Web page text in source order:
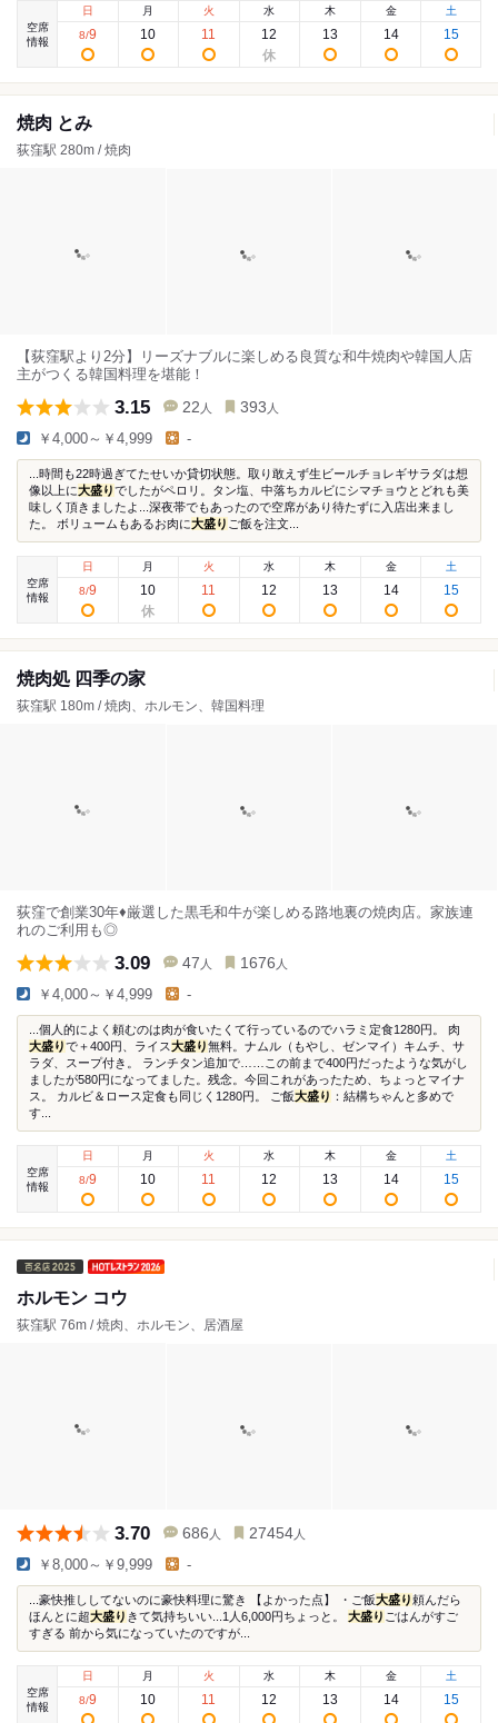
空席
情報
日
8/9
月
10
火
11
水
12
木
13
金
14
土
15
焼肉 とみ
荻窪駅 280m / 焼肉
【荻窪駅より2分】リーズナブルに楽しめる良質な和牛焼肉や韓国人店
主がつくる韓国料理を堪能！
3.15 22 人 393 人
￥4,000～￥4,999 -
...時間も22時過ぎてたせいか貸切状態。取り敢えず生ビールチョレギサラダは想
像以上に大盛りでしたがペロリ。タン塩、中落ちカルビにシマチョウとどれも美
味しく頂きましたよ...深夜帯でもあったので空席があり待たずに入店出来まし
た。 ボリュームもあるお肉に大盛り ご飯を注文...
空席
情報
日
8/9
月
10
火
11
水
12
木
13
金
14
土
15
焼肉処 四季の家
荻窪駅 180m / 焼肉、ホルモン、韓国料理
荻窪で創業30年♦︎厳選した黒毛和牛が楽しめる路地裏の焼肉店。家族連
れのご利用も◎
3.09 47 人 1676 人
￥4,000～￥4,999 -
...個人的によく頼むのは肉が食いたくて行っているのでハラミ定食1280円。 肉
大盛りで＋400円、ライス大盛り無料。ナムル（もやし、ゼンマイ）キムチ、サ
ラダ、スープ付き。 ランチタン追加で……この前まで400円だったような気がし
ましたが580円になってました。残念。今回これがあったため、ちょっとマイナ
ス。 カルビ＆ロース定食も同じく1280円。 ご飯大盛り ：結構ちゃんと多めで
す...
空席
情報
日
8/9
月
10
火
11
水
12
木
13
金
14
土
15
ホルモン コウ
荻窪駅 76m / 焼肉、ホルモン、居酒屋
3.70 686 人 27454 人
￥8,000～￥9,999 -
...豪快推ししてないのに豪快料理に驚き 【よかった点】 ・ご飯大盛り頼んだら
ほんとに超大盛り きて気持ちいい...1人6,000円ちょっと。 大盛り ごはんがすご
すぎる 前から気になっていたのですが...
空席
情報
日
8/9
月
10
火
11
水
12
木
13
金
14
土
15